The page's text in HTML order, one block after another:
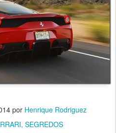
por Henrique Rodriguez
SEGREDOS